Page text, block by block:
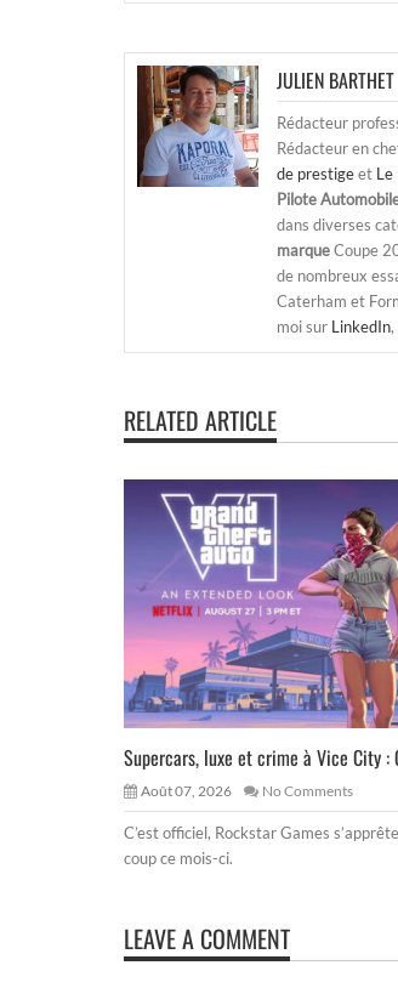
JULIEN BARTHET
Rédacteur
Rédacteur en
de prestigeet Le
Pilote
dans diverses
marqueCoupe
de nombreux
Caterham et
moi sur LinkedIn,
RELATED ARTICLE
Supercars, luxe et crime à Vice City :
Août 07, 2026 No Comments
C’est officiel, Rockstar Games
coup ce mois-ci.
LEAVE A COMMENT